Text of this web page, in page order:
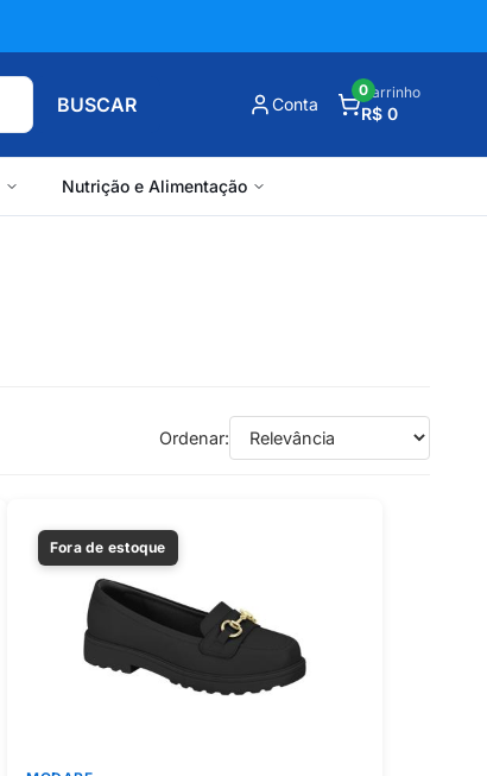
BUSCAR Conta
Carrinho
R$ 0
0
Nutrição e Alimentação
Ordenar:
Fora de estoque